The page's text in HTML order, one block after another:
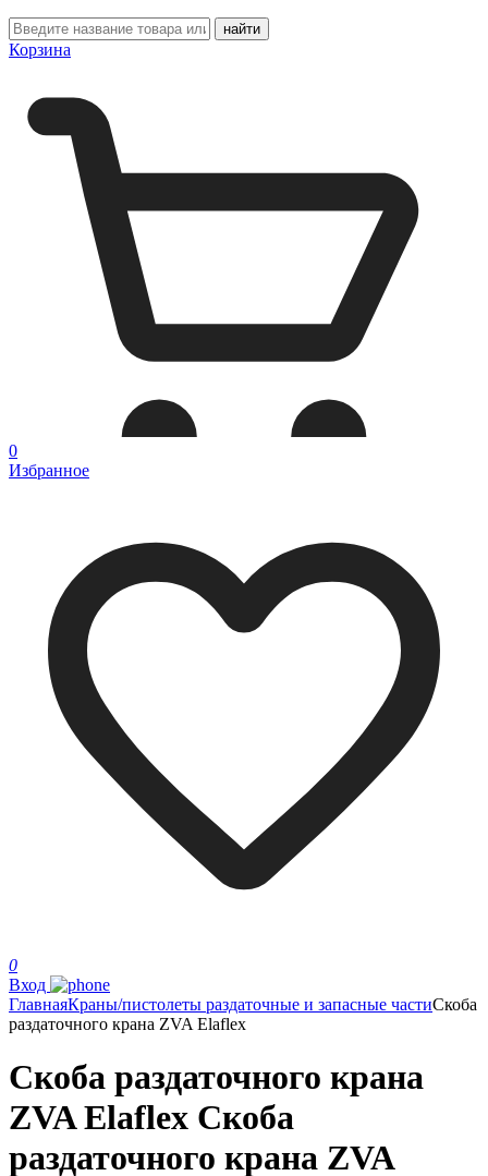
Корзина
0
Избранное
0
Вход
ГлавнаяКраны/пистолеты раздаточные и запасные частиСкоба
раздаточного крана ZVA Elaflex
Скоба раздаточного крана
ZVA Elaflex Скоба
раздаточного крана ZVA